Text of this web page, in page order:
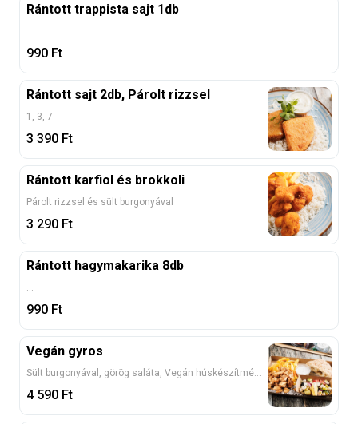
Rántott trappista sajt 1db
990 Ft
Rántott sajt 2db, Párolt rizzsel
1, 3, 7
3 390 Ft
Rántott karfiol és brokkoli
Párolt rizzsel és sült burgonyával
3 290 Ft
Rántott hagymakarika 8db
990 Ft
Vegán gyros
4 590 Ft